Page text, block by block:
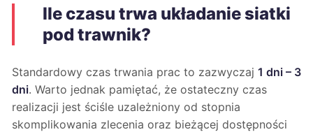
Ile czasu trwa układanie siatki
pod trawnik?
Standardowy czas trwania prac to zazwyczaj 1 dni – 3
dni. Warto jednak pamiętać, że ostateczny czas
realizacji jest ściśle uzależniony od stopnia
skomplikowania zlecenia oraz bieżącej dostępności